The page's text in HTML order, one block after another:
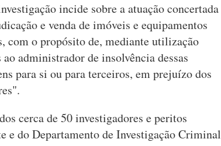
incide sobre a atuação concertada
e venda de imóveis e equipamentos
com o propósito de, mediante utilização
administrador de insolvência dessas
para si ou para terceiros, em prejuízo dos
cerca de 50 investigadores e peritos
e do Departamento de Investigação Criminal